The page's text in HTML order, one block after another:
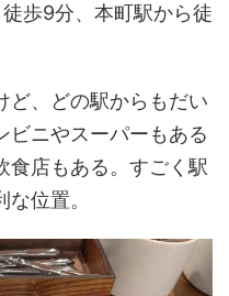
歩9分、本町駅から徒
ど、どの駅からもだい
ビニやスーパーもある
食店もある。すごく駅
位置。